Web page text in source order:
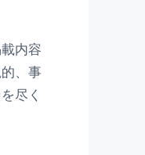
内容
、事
尽く